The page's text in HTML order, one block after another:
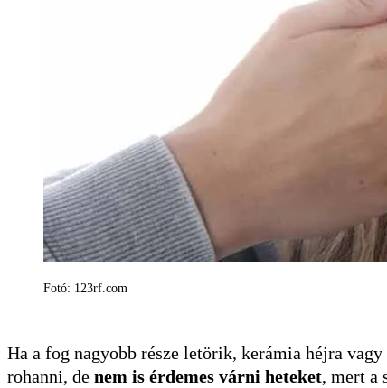
Fotó: 123rf.com
Ha a fog nagyobb része letörik, kerámia héjra
rohanni, de nem is érdemes várni heteket, mert a